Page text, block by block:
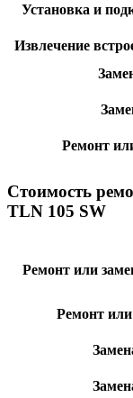
Установка и
Извлечение
Ремонт
Стоимость
TLN 105 SW
Ремонт или
Ремонт или